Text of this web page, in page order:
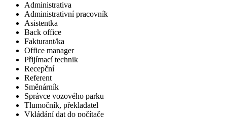
Administrativa
Administrativní pracovník
Asistentka
Back office
Fakturant/ka
Office manager
Přijímací technik
Recepční
Referent
Směnárník
Správce vozového parku
Tlumočník, překladatel
Vkládání dat do počítače